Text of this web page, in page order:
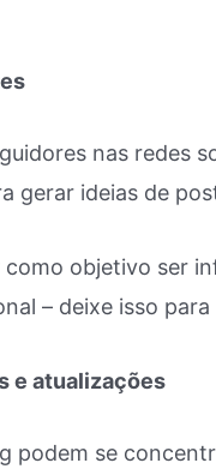
nas redes
gerar ideias de
objetivo ser
– deixe isso para
e atualizações
podem se